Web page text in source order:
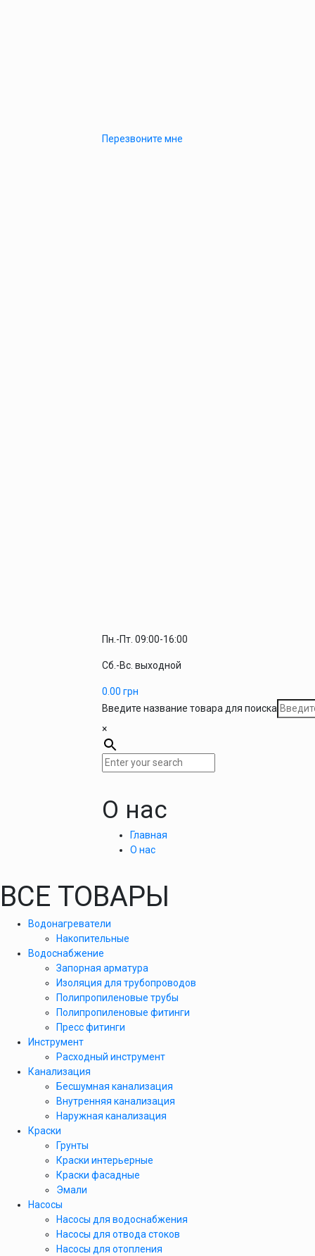
Перезвоните мне
Пн.-Пт. 09:00-16:00
Сб.-Вс. выходной
0.00 грн
Введите название товара для поиска
×
О нас
Главная
О нас
ВСЕ ТОВАРЫ
Водонагреватели
Накопительные
Водоснабжение
Запорная арматура
Изоляция для трубопроводов
Полипропиленовые трубы
Полипропиленовые фитинги
Пресс фитинги
Инструмент
Расходный инструмент
Канализация
Бесшумная канализация
Внутренняя канализация
Наружная канализация
Краски
Грунты
Краски интерьерные
Краски фасадные
Эмали
Насосы
Насосы для водоснабжения
Насосы для отвода стоков
Насосы для отопления